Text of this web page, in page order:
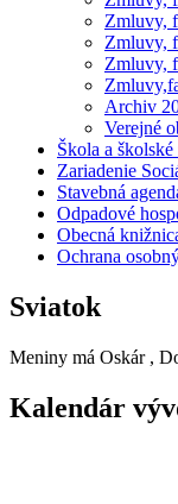
Zmluvy,
Zmluvy,
Zmluvy,
Archiv
Verejné
Škola a školské
Zariadenie
Stavebná
Odpadové
Obecná
Ochrana
Sviatok
Meniny má Oskár ,
Kalendár